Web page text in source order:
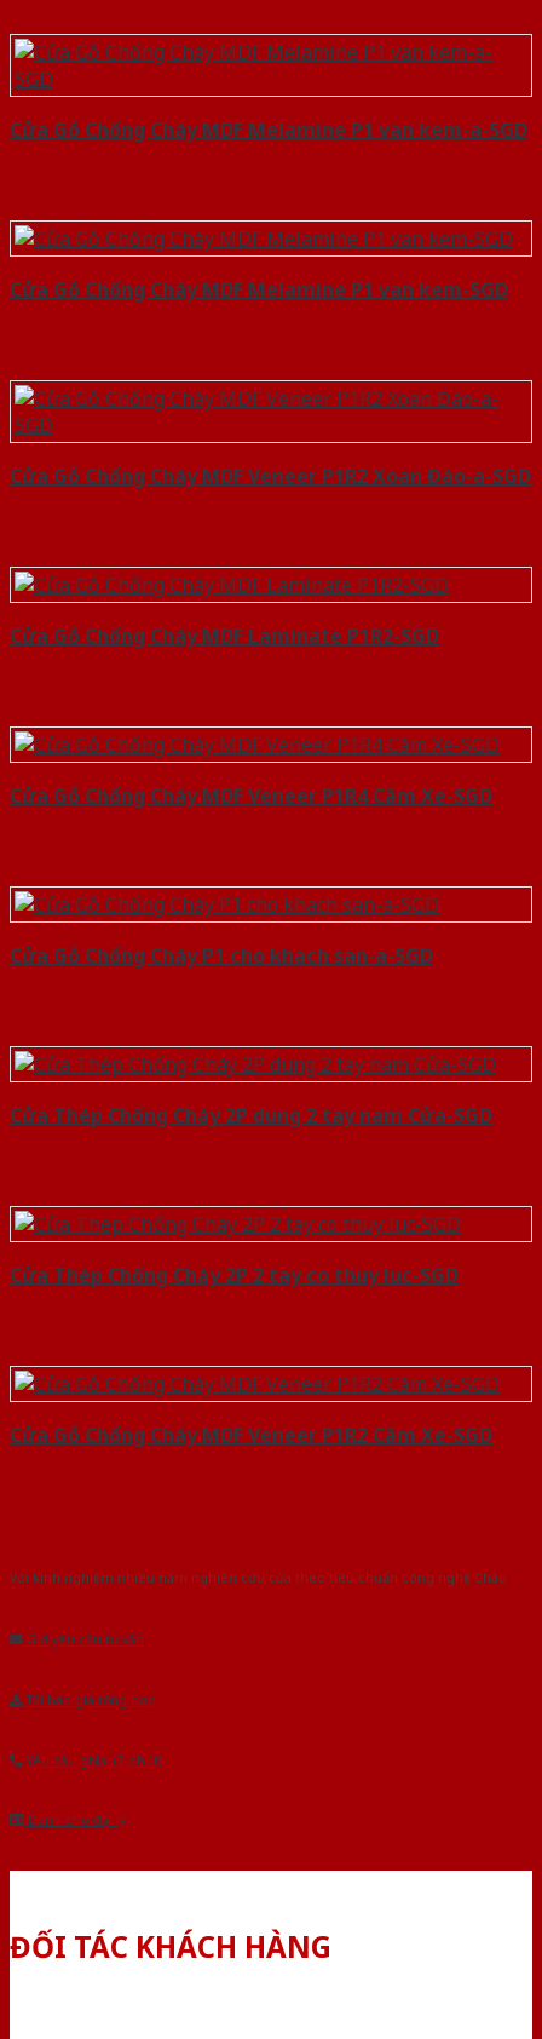
Cửa Gỗ Chống Cháy MDF Melamine P1 van kem-a-SGD
Cửa Gỗ Chống Cháy MDF Melamine P1 van kem-SGD
Cửa Gỗ Chống Cháy MDF Veneer P1R2 Xoan Đào-a-SGD
Cửa Gỗ Chống Cháy MDF Laminate P1R2-SGD
Cửa Gỗ Chống Cháy MDF Veneer P1R4 Căm Xe-SGD
Cửa Gỗ Chống Cháy P1 cho khach san-a-SGD
Cửa Thép Chống Cháy 2P dung 2 tay nam Cửa-SGD
Cửa Thép Chống Cháy 2P 2 tay co thuy luc-SGD
Cửa Gỗ Chống Cháy MDF Veneer P1R2 Căm Xe-SGD
Với kinh nghiệm nhiêu năm nghiên cứu cửa theo tiêu chuẩn công nghệ Châu
Gửi yêu cầu tư vấn
Tải báo giá tổng hợp
Yêu cầu gọi lại (3 phút)
Dành cho đại lý
ĐỐI TÁC KHÁCH HÀNG